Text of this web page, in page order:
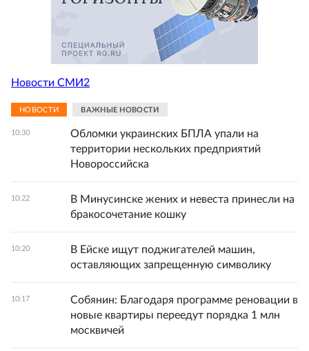
Новости СМИ2
НОВОСТИ ВАЖНЫЕ НОВОСТИ
10:30
Обломки украинских БПЛА упали на
территории нескольких предприятий
Новороссийска
10:22
В Минусинске жених и невеста принесли на
бракосочетание кошку
10:20
В Ейске ищут поджигателей машин,
оставляющих запрещенную символику
10:17
Собянин: Благодаря программе реновации в
новые квартиры переедут порядка 1 млн
москвичей